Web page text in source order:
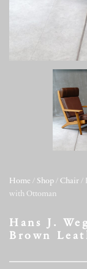
Home / Shop / Chair /
with Ottoman
Hans J.
Brown